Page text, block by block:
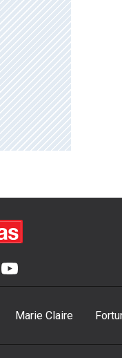
Marie Claire